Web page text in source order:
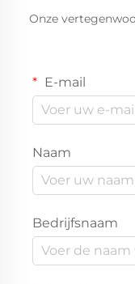
Onze
E-mail
Naam
Bedrijfsnaam